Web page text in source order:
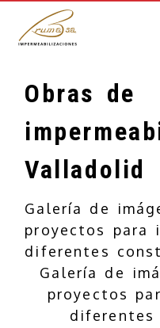
Obras de
Valladolid
Galería de
proyectos para
diferentes
Galería de
proyectos
diferentes